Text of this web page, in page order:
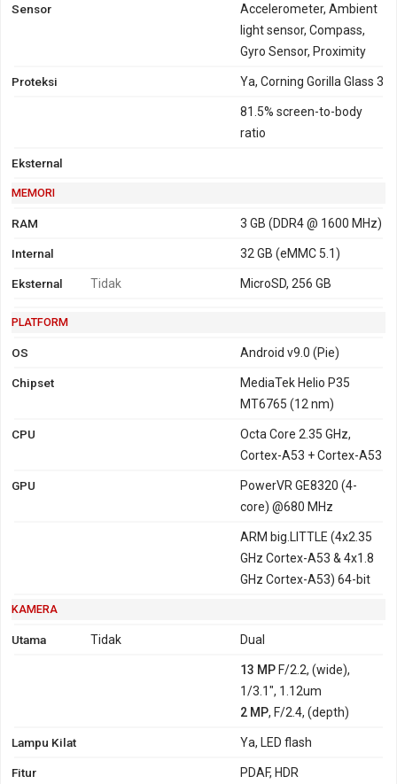
Sensor
Accelerometer, Ambient
light sensor, Compass,
Gyro Sensor, Proximity
Proteksi Ya, Corning Gorilla Glass 3
81.5% screen-to-body
ratio
Eksternal
MEMORI
RAM 3 GB (DDR4 @ 1600 MHz)
Internal 32 GB (eMMC 5.1)
Eksternal Tidak MicroSD, 256 GB
PLATFORM
OS Android v9.0 (Pie)
Chipset
MediaTek Helio P35
MT6765 (12 nm)
CPU
Octa Core 2.35 GHz,
Cortex-A53 + Cortex-A53
GPU
PowerVR GE8320 (4-
core) @680 MHz
ARM big.LITTLE (4x2.35
GHz Cortex-A53 & 4x1.8
GHz Cortex-A53) 64-bit
KAMERA
Utama Tidak Dual
13 MPF/2.2, (wide),
1/3.1", 1.12um
2 MP, F/2.4, (depth)
Lampu Kilat Ya, LED flash
Fitur PDAF, HDR